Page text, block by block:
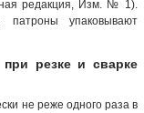
редакция, Изм. № 1).
упаковывают
при резке и сварке
не реже одного раза в